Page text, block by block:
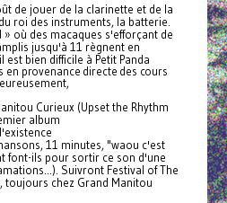
de jouer de la clarinette et de la
roi des instruments, la batterie.
où des macaques s'efforçant de
jusqu'à 11 règnent en
est bien difficile à Petit Panda
provenance directe des cours
Curieux (Upset the Rhythm
album
11 minutes, "waou c'est
font-ils pour sortir ce son d'une
Suivront Festival of The
toujours chez Grand Manitou